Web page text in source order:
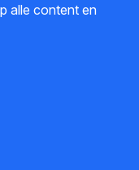
alle content en